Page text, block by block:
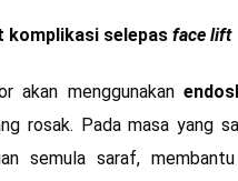
komplikasi selepas face lift
akan menggunakan
rosak. Pada masa yang
semula saraf,